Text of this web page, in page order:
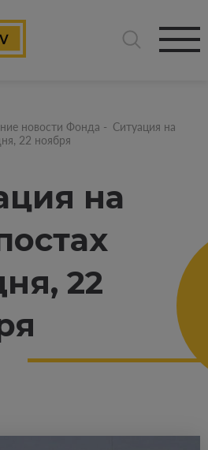
новости Фонда - Ситуация на
22 ноября
на
22